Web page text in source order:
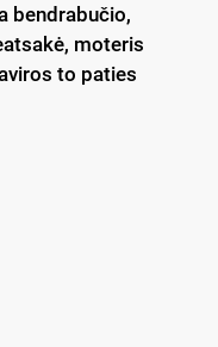
bendrabučio,
moteris
to paties